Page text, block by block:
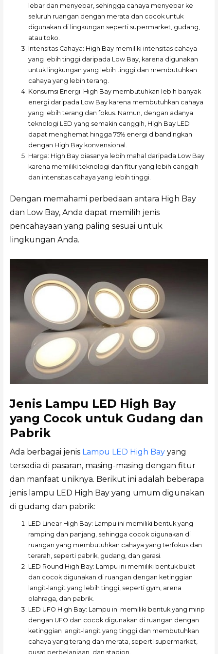
lebar dan menyebar, sehingga cahaya menyebar ke
seluruh ruangan dengan merata dan cocok untuk
digunakan di lingkungan seperti supermarket, gudang,
atau toko.
Intensitas Cahaya: High Bay memiliki intensitas cahaya
yang lebih tinggi daripada Low Bay, karena digunakan
untuk lingkungan yang lebih tinggi dan membutuhkan
cahaya yang lebih terang.
Konsumsi Energi: High Bay membutuhkan lebih banyak
energi daripada Low Bay karena membutuhkan cahaya
yang lebih terang dan fokus. Namun, dengan adanya
teknologi LED yang semakin canggih, High Bay LED
dapat menghemat hingga 75% energi dibandingkan
dengan High Bay konvensional.
Harga: High Bay biasanya lebih mahal daripada Low Bay
karena memiliki teknologi dan fitur yang lebih canggih
dan intensitas cahaya yang lebih tinggi.
Dengan memahami perbedaan antara High Bay
dan Low Bay, Anda dapat memilih jenis
pencahayaan yang paling sesuai untuk
lingkungan Anda.
Jenis Lampu LED High Bay
yang Cocok untuk Gudang dan
Pabrik
Ada berbagai jenis Lampu LED High Bayyang
tersedia di pasaran, masing-masing dengan fitur
dan manfaat uniknya. Berikut ini adalah beberapa
jenis lampu LED High Bay yang umum digunakan
di gudang dan pabrik:
LED Linear High Bay: Lampu ini memiliki bentuk yang
ramping dan panjang, sehingga cocok digunakan di
ruangan yang membutuhkan cahaya yang terfokus dan
terarah, seperti pabrik, gudang, dan garasi.
LED Round High Bay: Lampu ini memiliki bentuk bulat
dan cocok digunakan di ruangan dengan ketinggian
langit-langit yang lebih tinggi, seperti gym, arena
olahraga, dan pabrik.
LED UFO High Bay: Lampu ini memiliki bentuk yang mirip
dengan UFO dan cocok digunakan di ruangan dengan
ketinggian langit-langit yang tinggi dan membutuhkan
cahaya yang terang dan merata, seperti supermarket,
pusat perbelanjaan, dan stadion.